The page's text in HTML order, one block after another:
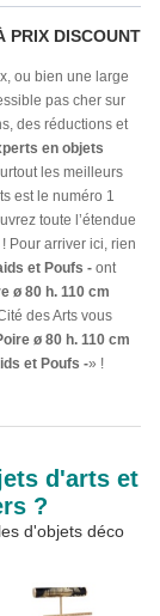
PRIX DISCOUNT
ou bien une large
pas cher sur
des réductions et
en objets
les meilleurs
est le numéro 1
toute l’étendue
! Pour arriver ici, rien
et Poufs - ont
ø 80 h. 110 cm
des Arts vous
ø 80 h. 110 cm
et Poufs -» !
d'arts et
?
d'objets déco